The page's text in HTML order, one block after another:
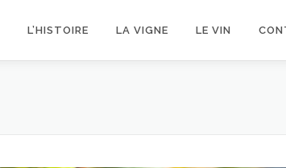
L’HISTOIRE LA VIGNE LE VIN